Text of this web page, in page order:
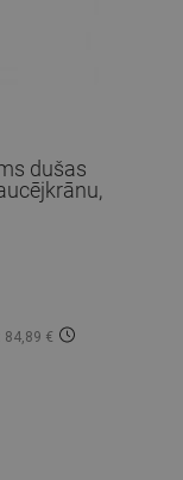
dušas
84,89 €